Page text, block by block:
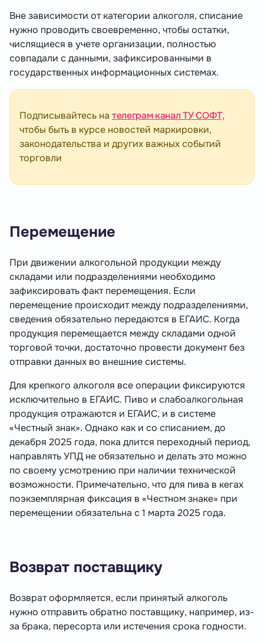
Вне зависимости от категории алкоголя, списание
нужно проводить своевременно, чтобы остатки,
числящиеся в учете организации, полностью
совпадали с данными, зафиксированными в
государственных информационных системах.
Подписывайтесь на телеграм канал ТУ СОФТ,
чтобы быть в курсе новостей маркировки,
законодательства и других важных событий
торговли
Перемещение
При движении алкогольной продукции между
складами или подразделениями необходимо
зафиксировать факт перемещения. Если
перемещение происходит между подразделениями,
сведения обязательно передаются в ЕГАИС. Когда
продукция перемещается между складами одной
торговой точки, достаточно провести документ без
отправки данных во внешние системы.
Для крепкого алкоголя все операции фиксируются
исключительно в ЕГАИС. Пиво и слабоалкогольная
продукция отражаются и ЕГАИС, и в системе
«Честный знак». Однако как и со списанием, до
декабря 2025 года, пока длится переходный период,
направлять УПД не обязательно и делать это можно
по своему усмотрению при наличии технической
возможности. Примечательно, что для пива в кегах
поэкземплярная фиксация в «Честном знаке» при
перемещении обязательна с 1 марта 2025 года.
Возврат поставщику
Возврат оформляется, если принятый алкоголь
нужно отправить обратно поставщику, например, из-
за брака, пересорта или истечения срока годности.